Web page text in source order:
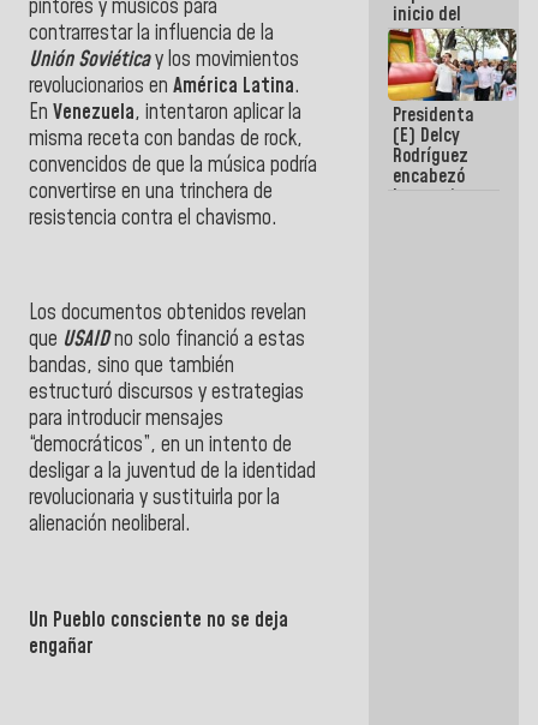
pintores y músicos para
contrarrestar la influencia de la
Unión Soviéticay los movimientos
revolucionarios en América Latina.
En Venezuela, intentaron aplicar la
misma receta con bandas de rock,
convencidos de que la música podría
convertirse en una trinchera de
resistencia contra el chavismo.
Los documentos obtenidos revelan
que USAIDno solo financió a estas
bandas, sino que también
estructuró discursos y estrategias
para introducir mensajes
“democráticos”, en un intento de
desligar a la juventud de la identidad
revolucionaria y sustituirla por la
alienación neoliberal.
Un Pueblo consciente no se deja
engañar
inicio del
proceso de
demolición
de
edificaciones
declaradas
en riesgo en
La Guaira
(+Fotos)
Presidenta
(E) Delcy
Rodríguez
encabezó
lanzamiento